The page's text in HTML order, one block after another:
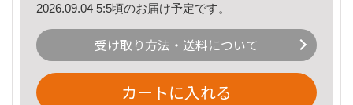
2026.09.04 5:5頃のお届け予定です。
受け取り方法・送料について
カートに入れる